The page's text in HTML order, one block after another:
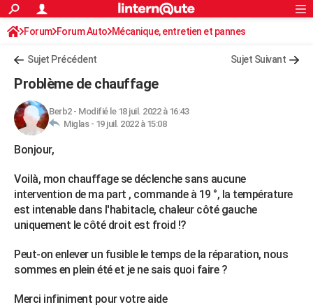
ACTUALITÉS
Politique
Société
Faits Divers
Education
Monde
Villes
+
FINANCE
Retraite
Impôts
Epargne
Immobilier
Risques naturels par ville
Banque
Assurance
Crédit
AUTO
Essais
Réserver un essai
Citadines
Berlines
SUV
Forum auto
+HIGH-TECH
Mobiles
Meilleur smartphone
Internet
Ordinateurs
Jeux vidéo
Guide high-tech
+BRICOLAGE
Forum
Aménagement intérieur
Extérieur
Cuisine
Salle de bains
Jardinage
Rangement
WEEK-END
Art de vivre
Bien-être
Loisirs
Mode
Modes de vie
SANTE
Alimentation
Guide de la santé
Maladies
Médicaments
Sommeil
VOYAGE
Rechercher
S'inscrire
Connexion
Forum Forum Auto Mécanique, entretien et pannes
Sujet Précédent Sujet Suivant
Problème de chauffage
Berb2- Modifié le 18 juil. 2022 à 16:43
Miglas - 19 juil. 2022 à 15:08
Bonjour,
Voilà, mon chauffage se déclenche sans aucune
intervention de ma part , commande à 19 °, la température
est intenable dans l'habitacle, chaleur côté gauche
uniquement le côté droit est froid !?
Peut-on enlever un fusible le temps de la réparation, nous
sommes en plein été et je ne sais quoi faire ?
Merci infiniment pour votre aide